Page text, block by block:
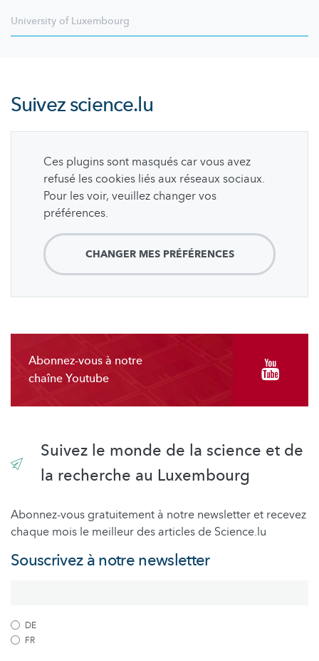
University of Luxembourg
Suivezscience.lu
Ces plugins sont masqués car vous avez
refusé les cookies liés aux réseaux sociaux.
Pour les voir, veuillez changer vos
préférences.
CHANGER MES PRÉFÉRENCES
Abonnez-vous à notre
chaîne Youtube
Suivez le monde de la science et de
la recherche au Luxembourg
Abonnez-vous gratuitement à notre newsletter et recevez
chaque mois le meilleur des articles de Science.lu
Souscrivez à notre newsletter
DE
FR